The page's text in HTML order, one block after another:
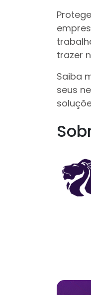
trazer
Saiba
seus